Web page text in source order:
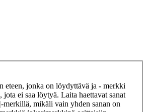
eteen, jonka on löydyttävä ja - merkki
jota ei saa löytyä. Laita haettavat sanat
|-merkillä, mikäli vain yhden sanan on